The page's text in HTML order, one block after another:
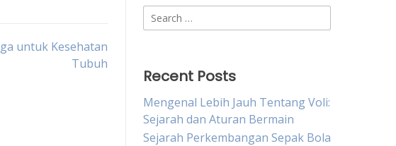
untuk Kesehatan
Tubuh
Search
for:
Recent Posts
Mengenal Lebih Jauh Tentang Voli:
Sejarah dan Aturan Bermain
Sejarah Perkembangan Sepak Bola